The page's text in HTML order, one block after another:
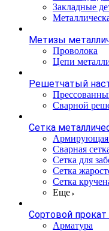
Закладные
Метизы
Проволока
Цепи
Решетчатый
Сварной
Сетка
Армирующая
Сварная
Сетка для
Сетка
Сетка
Еще
Сортовой прокат
Арматура